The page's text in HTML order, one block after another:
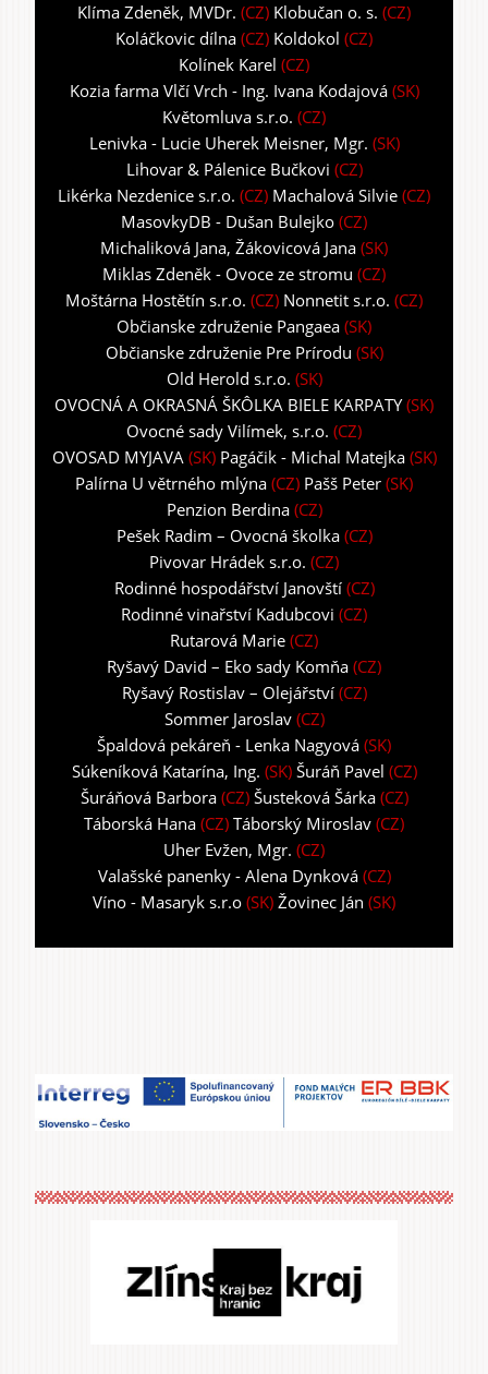
Klíma Zdeněk, MVDr. (CZ) Klobučan o. s. (CZ)
Koláčkovic dílna (CZ) Koldokol (CZ)
Kolínek Karel (CZ)
Kozia farma Vlčí Vrch - Ing. Ivana Kodajová(SK)
Květomluva s.r.o. (CZ)
Lenivka - Lucie Uherek Meisner, Mgr. (SK)
Lihovar & Pálenice Bučkovi (CZ)
Likérka Nezdenice s.r.o. (CZ) Machalová Silvie (CZ)
MasovkyDB - Dušan Bulejko (CZ)
Michaliková Jana, Žákovicová Jana (SK)
Miklas Zdeněk - Ovoce ze stromu (CZ)
Moštárna Hostětín s.r.o. (CZ) Nonnetit s.r.o. (CZ)
Občianske združenie Pangaea (SK)
Občianske združenie Pre Prírodu (SK)
Old Herold s.r.o. (SK)
OVOCNÁ A OKRASNÁ ŠKÔLKA BIELE KARPATY(SK)
Ovocné sady Vilímek, s.r.o. (CZ)
OVOSAD MYJAVA(SK) Pagáčik - Michal Matejka(SK)
Palírna U větrného mlýna (CZ) Pašš Peter (SK)
Penzion Berdina(CZ)
Pešek Radim – Ovocná školka(CZ)
Pivovar Hrádek s.r.o. (CZ)
Rodinné hospodářství Janovští (CZ)
Rodinné vinařství Kadubcovi (CZ)
Rutarová Marie (CZ)
Ryšavý David – Eko sady Komňa (CZ)
Ryšavý Rostislav – Olejářství(CZ)
Sommer Jaroslav(CZ)
Špaldová pekáreň - Lenka Nagyová (SK)
Súkeníková Katarína, Ing. (SK) Šuráň Pavel (CZ)
Šuráňová Barbora(CZ) Šusteková Šárka(CZ)
Táborská Hana (CZ) Táborský Miroslav (CZ)
Uher Evžen, Mgr. (CZ)
Valašské panenky - Alena Dynková(CZ)
Víno - Masaryk s.r.o (SK) Žovinec Ján (SK)